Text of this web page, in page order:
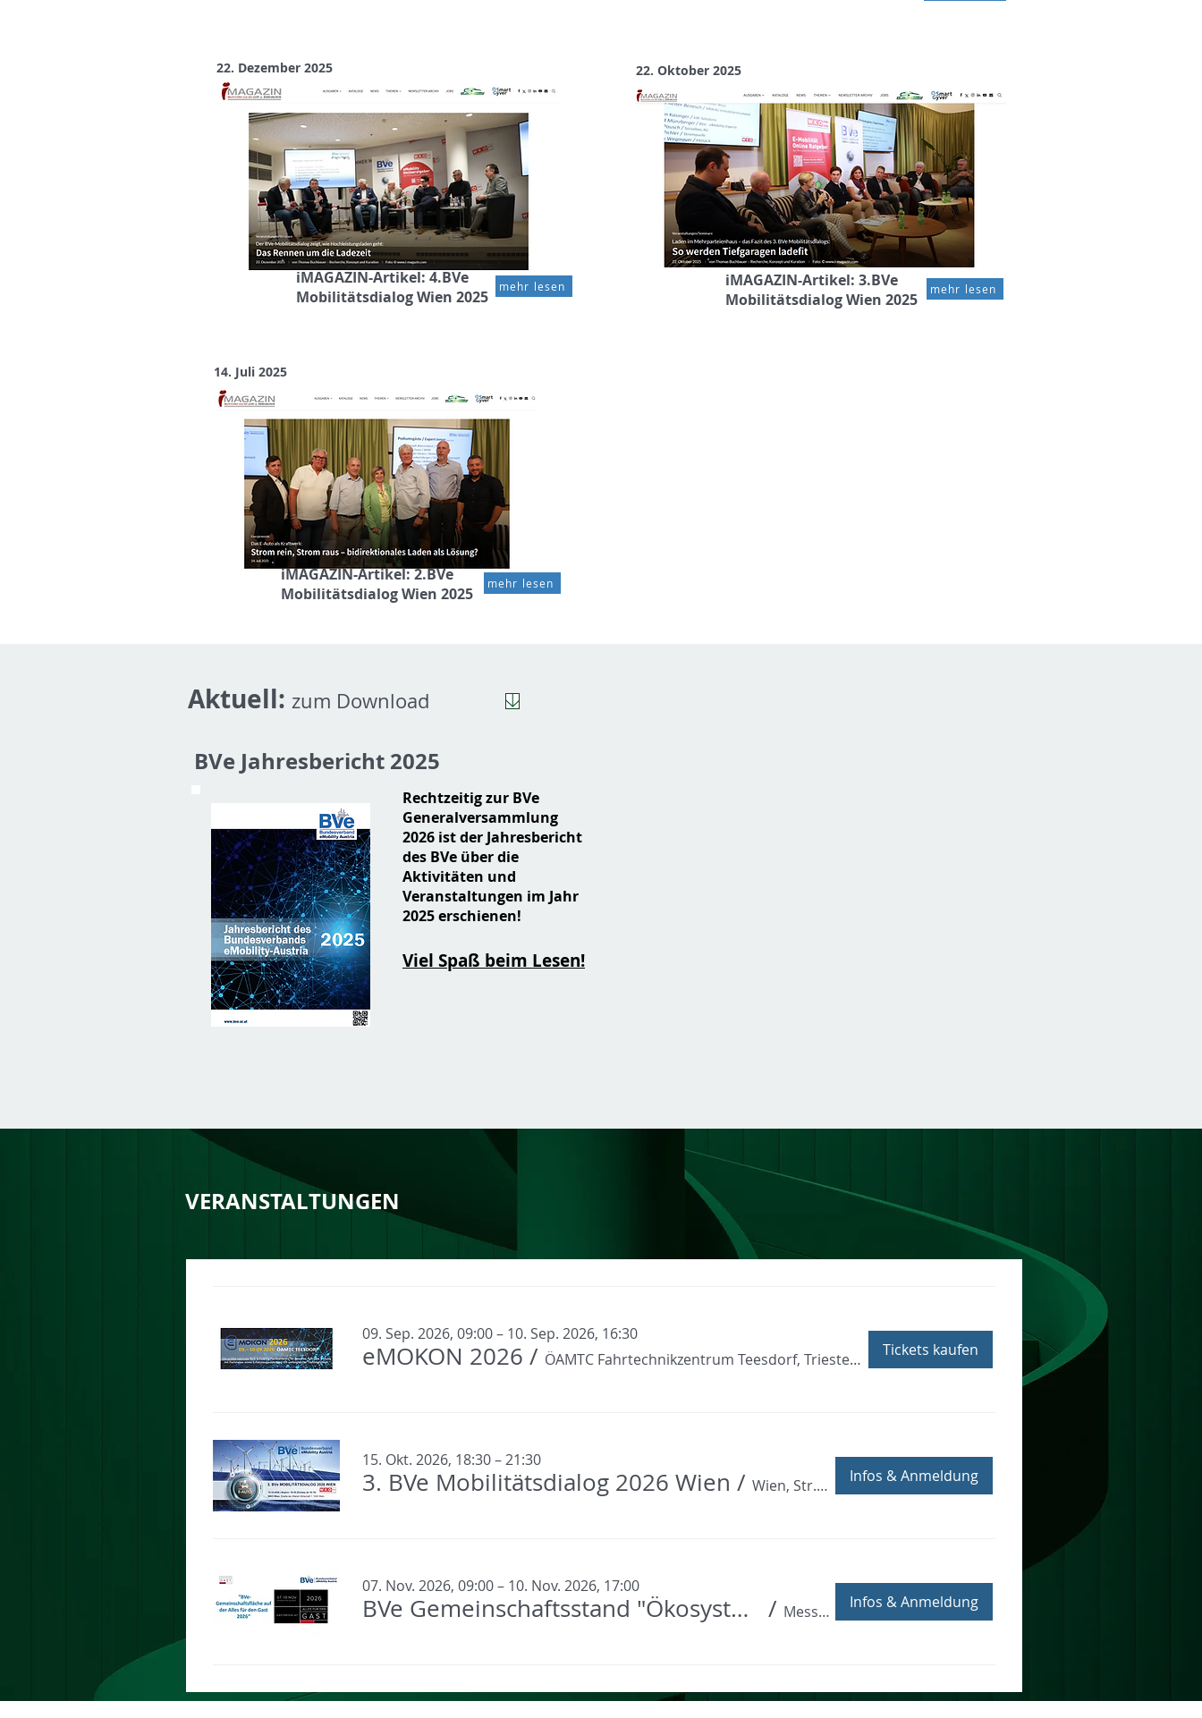
22. Dezember 2025
iMAGAZIN-Artikel: 4.BVe
Mobilitätsdialog Wien 2025
mehr lesen
22. Oktober 2025
iMAGAZIN-Artikel: 3.BVe
Mobilitätsdialog Wien 2025
mehr lesen
14. Juli 2025
iMAGAZIN-Artikel: 2.BVe
Mobilitätsdialog Wien 2025
mehr lesen
Aktuell: zum Download
BVe Jahresbericht 2025
Rechtzeitig zur BVe
Generalversammlung
2026 ist der Jahresbericht
des BVe über die
Aktivitäten und
Veranstaltungen im Jahr
2025 erschienen!
Viel Spaß beim Lesen!
VERANSTALTUNGEN
09. Sep. 2026, 09:00 – 10. Sep. 2026, 16:30
eMOKON 2026 / ÖAMTC Fahrtechnikzentrum Teesdorf, Triester Str. 120, 2524 Teesdorf, Österreich Tickets kaufen
15. Okt. 2026, 18:30 – 21:30
3. BVe Mobilitätsdialog 2026 Wien / Wien, Str. d. Wiener Wirtschaft 1, 1020 Wien, Österreich, EG Infos & Anmeldung
07. Nov. 2026, 09:00 – 10. Nov. 2026, 17:00
BVe Gemeinschaftsstand "Ökosystem eMobility" auf der "Alles für den Gast" 2026 / Messezentrum Salzburg, Am Messezentrum, 5020 Salzburg, Österreich Infos & Anmeldung